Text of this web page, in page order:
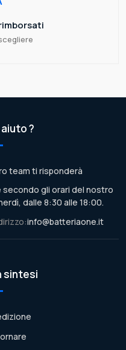
?
team ti risponderà
secondo gli orari del nostro
dalle 8:30 alle 18:00.
info@batteriaone.it
sintesi